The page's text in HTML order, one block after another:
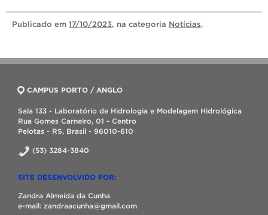
Publicado em 17/10/2023, na categoria Notícias.
CAMPUS PORTO / ANGLO
Sala 133 - Laboratório de Hidrologia e Modelagem Hidrológica
Rua Gomes Carneiro, 01 - Centro
Pelotas - RS, Brasil - 96010-610
(53) 3284-3840
SITE DESENVOLVIDO POR:
Zandra Almeida da Cunha
e-mail: zandraacunha@gmail.com